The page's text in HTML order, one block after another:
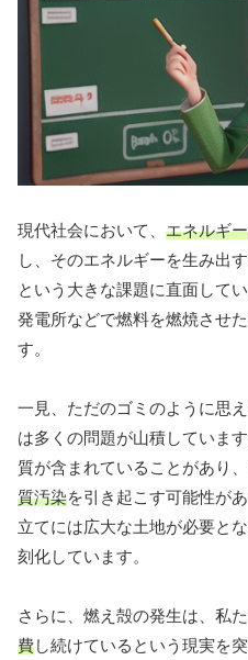
現代社会において、 エネルギー
し、そのエネルギーを生み出
という大きな課題に直面して
発電所などで燃料を燃焼させ
す。
一見、ただのゴミのように思
は多くの問題が山積していま
質が含まれていることがあり
質汚染を引き起こす可能性が
立てには広大な土地が必要とな
刻化しています。
さらに、燃え殻の発生は、私
費し続けているという現実を